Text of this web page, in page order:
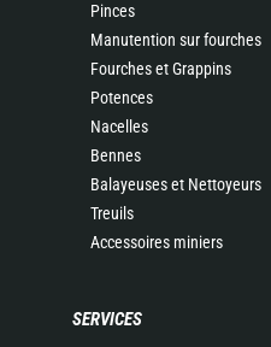
Pinces
Manutention sur fourches
Fourches et Grappins
Potences
Nacelles
Bennes
Balayeuses et Nettoyeurs
Treuils
Accessoires miniers
SERVICES